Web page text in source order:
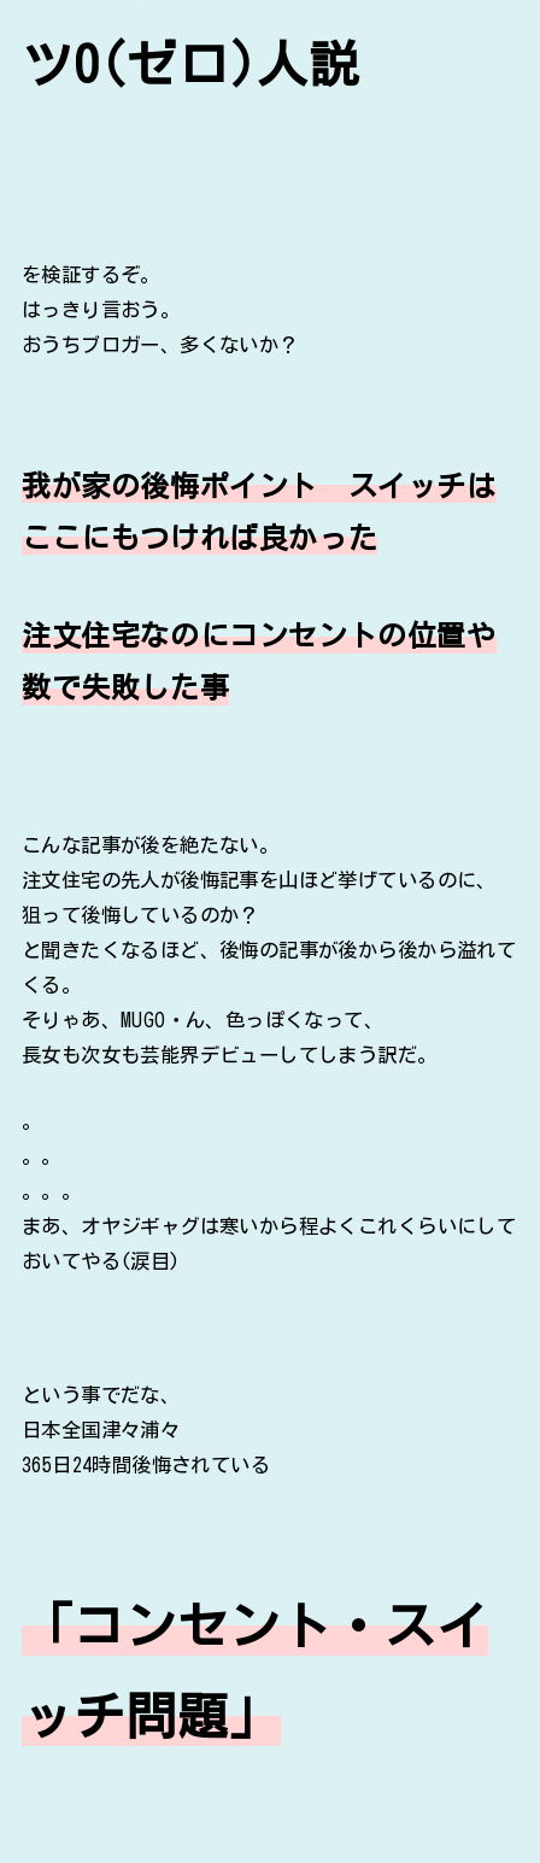
ツ0(ゼロ)人説
を検証するぞ。
はっきり言おう。
おうちブロガー、多くないか？
我が家の後悔ポイント スイッチは
ここにもつければ良かった
注文住宅なのにコンセントの位置や
数で失敗した事
こんな記事が後を絶たない。
注文住宅の先人が後悔記事を山ほど挙げているのに、
狙って後悔しているのか？
と聞きたくなるほど、後悔の記事が後から後から溢れて
くる。
そりゃあ、MUGO・ん、色っぽくなって、
長女も次女も芸能界デビューしてしまう訳だ。
。
。。
。。。
まあ、オヤジギャグは寒いから程よくこれくらいにして
おいてやる(涙目)
という事でだな、
日本全国津々浦々
365日24時間後悔されている
「コンセント・スイ
ッチ問題」